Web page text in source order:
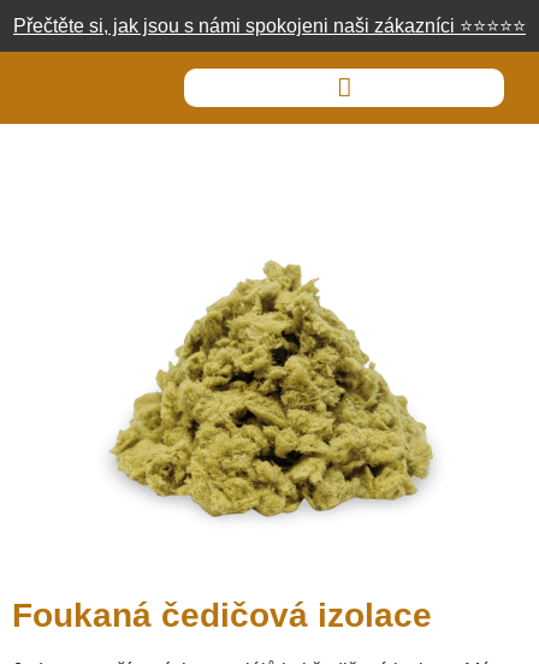
Přečtěte si, jak jsou s námi spokojeni naši zákazníci ⭐⭐⭐⭐⭐
Foukaná čedičová izolace